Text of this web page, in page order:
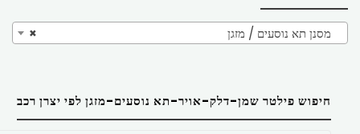
× מסנן תא נוסעים / מזגן
חיפוש פילטר שמן-דלק-אויר-תא נוסעים-מזגן לפי יצרן רכב